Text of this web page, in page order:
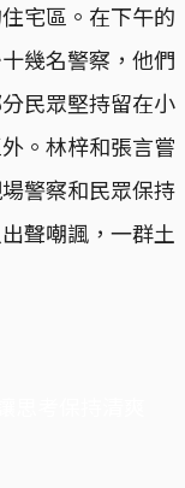
宅區。在下午的
幾名警察，他們
民眾堅持留在小
。林梓和張言嘗
警察和民眾保持
聲嘲諷，一群土